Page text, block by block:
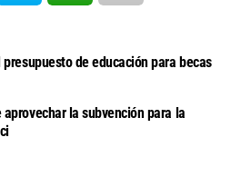
de educación para becas
la subvención para la